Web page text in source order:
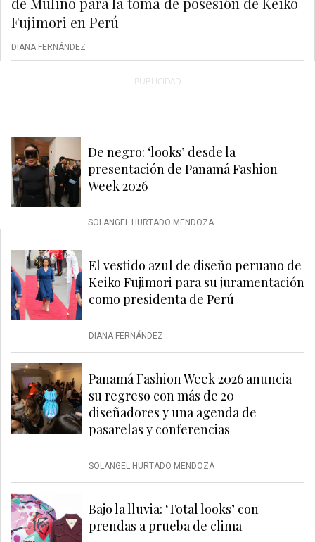
Fujimori en Perú
DIANA FERNÁNDEZ
PUBLICIDAD
De negro: ‘looks’ desde la
presentación de Panamá Fashion
Week 2026
SOLANGEL HURTADO MENDOZA
El vestido azul de diseño peruano de
Keiko Fujimori para su juramentación
como presidenta de Perú
DIANA FERNÁNDEZ
Panamá Fashion Week 2026 anuncia
su regreso con más de 20
diseñadores y una agenda de
pasarelas y conferencias
SOLANGEL HURTADO MENDOZA
Bajo la lluvia: ‘Total looks’ con
prendas a prueba de clima